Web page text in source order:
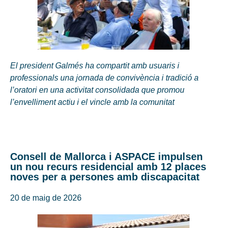
El president Galmés ha compartit amb usuaris i
professionals una jornada de convivència i tradició a
l’oratori en una activitat consolidada que promou
l’envelliment actiu i el vincle amb la comunitat
Consell de Mallorca i ASPACE impulsen
un nou recurs residencial amb 12 places
noves per a persones amb discapacitat
20 de maig de 2026